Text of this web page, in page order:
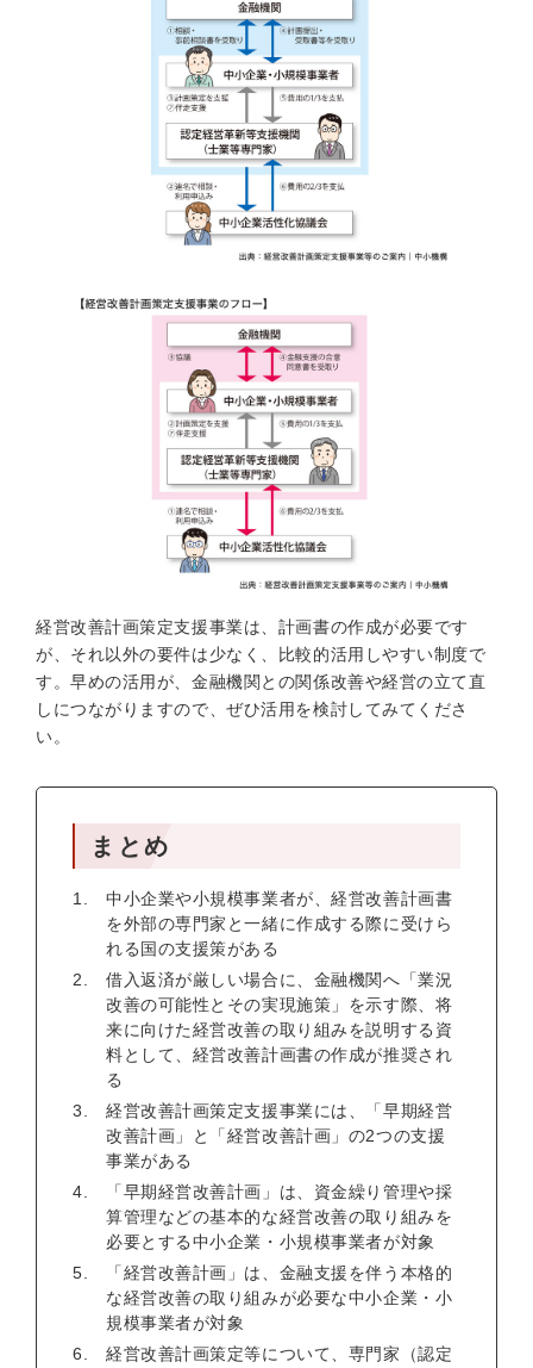
経営改善計画策定支援事業は、計画書の作成が必要です
が、それ以外の要件は少なく、比較的活用しやすい制度で
す。早めの活用が、金融機関との関係改善や経営の立て直
しにつながりますので、ぜひ活用を検討してみてくださ
い。
まとめ
中小企業や小規模事業者が、経営改善計画書
を外部の専門家と一緒に作成する際に受けら
れる国の支援策がある
借入返済が厳しい場合に、金融機関へ「業況
改善の可能性とその実現施策」を示す際、将
来に向けた経営改善の取り組みを説明する資
料として、経営改善計画書の作成が推奨され
る
経営改善計画策定支援事業には、「早期経営
改善計画」と「経営改善計画」の2つの支援
事業がある
「早期経営改善計画」は、資金繰り管理や採
算管理などの基本的な経営改善の取り組みを
必要とする中小企業・小規模事業者が対象
「経営改善計画」は、金融支援を伴う本格的
な経営改善の取り組みが必要な中小企業・小
規模事業者が対象
経営改善計画策定等について、専門家（認定